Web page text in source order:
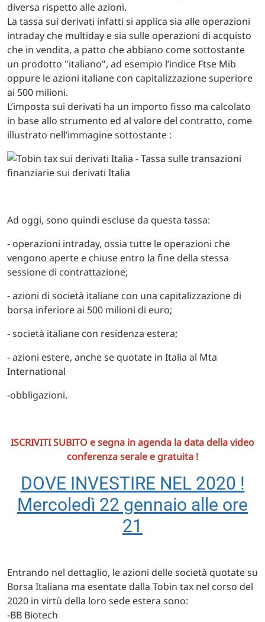
diversa rispetto alle azioni.
La tassa sui derivati infatti si applica sia alle operazioni
intraday che multiday e sia sulle operazioni di acquisto
che in vendita, a patto che abbiano come sottostante
un prodotto "italiano", ad esempio l’indice Ftse Mib
oppure le azioni italiane con capitalizzazione superiore
ai 500 milioni.
L’imposta sui derivati ha un importo fisso ma calcolato
in base allo strumento ed al valore del contratto, come
illustrato nell’immagine sottostante :
Ad oggi, sono quindi escluse da questa tassa:
- operazioni intraday, ossia tutte le operazioni che
vengono aperte e chiuse entro la fine della stessa
sessione di contrattazione;
- azioni di società italiane con una capitalizzazione di
borsa inferiore ai 500 milioni di euro;
- società italiane con residenza estera;
- azioni estere, anche se quotate in Italia al Mta
International
-obbligazioni.
ISCRIVITI SUBITO e segna in agenda la data della video
conferenza serale e gratuita !
DOVE INVESTIRE NEL 2020 !
Mercoledì 22 gennaio alle ore
21
Entrando nel dettaglio, le azioni delle società quotate su
Borsa Italiana ma esentate dalla Tobin tax nel corso del
2020 in virtù della loro sede estera sono:
-BB Biotech